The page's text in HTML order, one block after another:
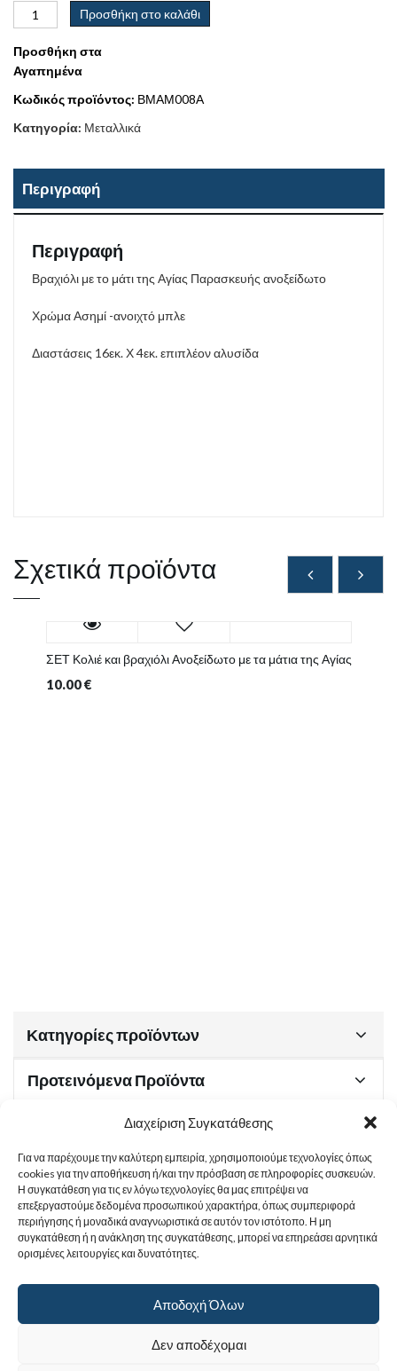
Διαχείριση Συγκατάθεσης
Για να παρέχουμε την καλύτερη εμπειρία, χρησιμοποιούμε τεχνολογίες όπως
cookies για την αποθήκευση ή/και την πρόσβαση σε πληροφορίες συσκευών.
Η συγκατάθεση για τις εν λόγω τεχνολογίες θα μας επιτρέψει να
επεξεργαστούμε δεδομένα προσωπικού χαρακτήρα, όπως συμπεριφορά
περιήγησης ή μοναδικά αναγνωριστικά σε αυτόν τον ιστότοπο. Η μη
συγκατάθεση ή η ανάκληση της συγκατάθεσης, μπορεί να επηρεάσει αρνητικά
ορισμένες λειτουργίες και δυνατότητες.
Αποδοχή Όλων
Δεν αποδέχομαι
Προσθήκη στο καλάθι
Προσθήκη στα
Αγαπημένα
Κωδικός προϊόντος: ΒΜΑΜ008Α
Κατηγορία: Μεταλλικά
Περιγραφή
Περιγραφή
Βραχιόλι με το μάτι της Αγίας Παρασκευής ανοξείδωτο
Χρώμα Ασημί -ανοιχτό μπλε
Διαστάσεις 16εκ. Χ 4εκ. επιπλέον αλυσίδα
Σχετικά προϊόντα
ΣΕΤ Κολιέ και βραχιόλι Ανοξείδωτο με τα μάτια της Αγίας
10.00€
Κατηγορίες προϊόντων
Προτεινόμενα Προϊόντα
Χρήσιμα Έγγραφα
Sitemap
Στοιχεία Επικοινωνίας
Powered by |